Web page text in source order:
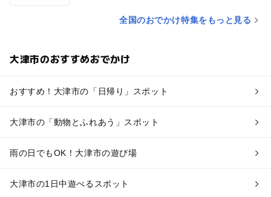
全国のおでかけ特集をもっと見る
大津市のおすすめおでかけ
おすすめ！大津市の「日帰り」スポット
大津市の「動物とふれあう」スポット
雨の日でもOK！大津市の遊び場
大津市の1日中遊べるスポット